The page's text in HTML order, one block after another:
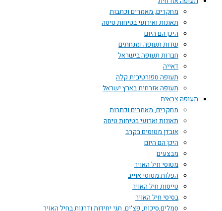
מחקרים, מאמרים וכתבות
תאונות ואירועי בטיחות טיסה
היכן הם היום
שדות תעופה ומנחתים
חברות תעופה בישראל
דאייה
תעופה ספורטיבית קלה
תעופה אזרחית בארץ ישראל
תעופה צבאית
מחקרים, מאמרים וכתבות
תאונות וארועי בטיחות טיסה
אובדן מטוסים בקרב
היכן הם היום
מבצעים
מטוסי חיל האויר
הפלות מטוסי אוייב
טייסות חיל האויר
בסיסי חיל האויר
סמלים,סיכות, פצ'ים, תגי יחידות ודרגות בחיל האויר